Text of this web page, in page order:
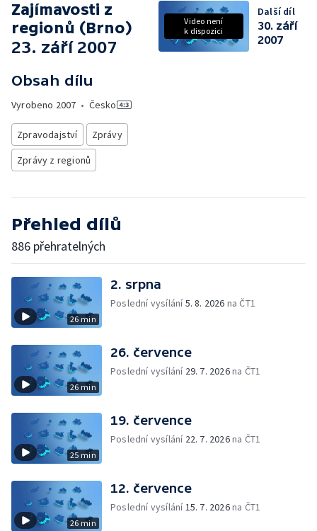
Zajímavosti z
regionů (Brno)
23. září 2007
Obsah dílu
Vyrobeno 2007 • Česko
Zpravodajství
Zprávy
Zprávy z regionů
Video není
k dispozici
Další díl
30. září
2007
Přehled dílů
886 přehratelných
26 min
2. srpna
Poslední vysílání5. 8. 2026 na ČT1
26 min
26. července
Poslední vysílání 29. 7. 2026na ČT1
25 min
19. července
Poslední vysílání 22. 7. 2026na ČT1
26 min
12. července
Poslední vysílání15. 7. 2026na ČT1